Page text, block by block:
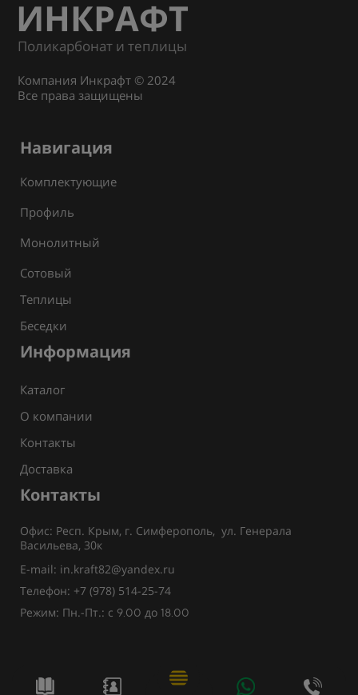
ИНКРАФТ
Поликарбонат и теплицы
Компания Инкрафт © 2024
Все права защищены
Навигация
Комплектующие
Профиль
Монолитный
Сотовый
Теплицы
Беседки
Информация
Каталог
О компании
Контакты
Доставка
Контакты
Офис: Респ. Крым, г. Симферополь, ул. Генерала
Васильева, 30к
E-mail: in.kraft82@yandex.ru
Телефон: +7 (978) 514-25-74
Режим: Пн.-Пт.: с 9.00 до 18.00